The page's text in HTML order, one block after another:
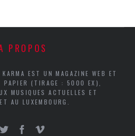
PROPOS
KARMA EST UN MAGAZINE WEB ET
PAPIER (TIRAGE : 5000 EX),
MUSIQUES ACTUELLES ET
AU LUXEMBOURG.